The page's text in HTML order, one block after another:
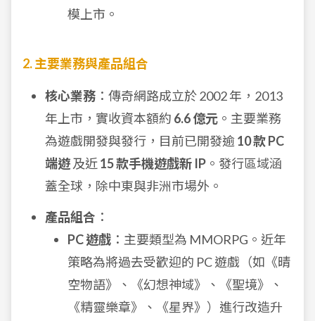
模上市。
2. 主要業務與產品組合
核心業務 ：傳奇網路成立於 2002 年，2013
年上市，實收資本額約 6.6 億元 。主要業務
為遊戲開發與發行，目前已開發逾 10 款 PC
端遊及近15 款手機遊戲新 IP 。發行區域涵
蓋全球，除中東與非洲市場外。
產品組合 ：
PC 遊戲 ：主要類型為 MMORPG。近年
策略為將過去受歡迎的 PC 遊戲（如《晴
空物語》、《幻想神域》、《聖境》、
《精靈樂章》、《星界》）進行改造升